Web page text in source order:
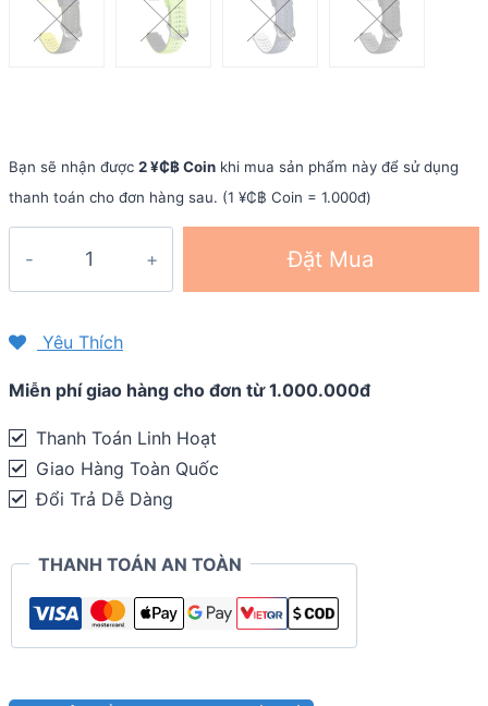
Bạn sẽ nhận được 2 ¥₵฿ Coin khi mua sản phẩm này để sử dụng
thanh toán cho đơn hàng sau. (1 ¥₵฿ Coin = 1.000đ)
hồ
DUO
cho
Garmin
Forerunner
230/235/630/735XT
Đặt Mua
Yêu Thích
Miễn phí giao hàng cho đơn từ 1.000.000đ
Thanh Toán Linh Hoạt
Giao Hàng Toàn Quốc
Đổi Trả Dễ Dàng
THANH TOÁN AN TOÀN